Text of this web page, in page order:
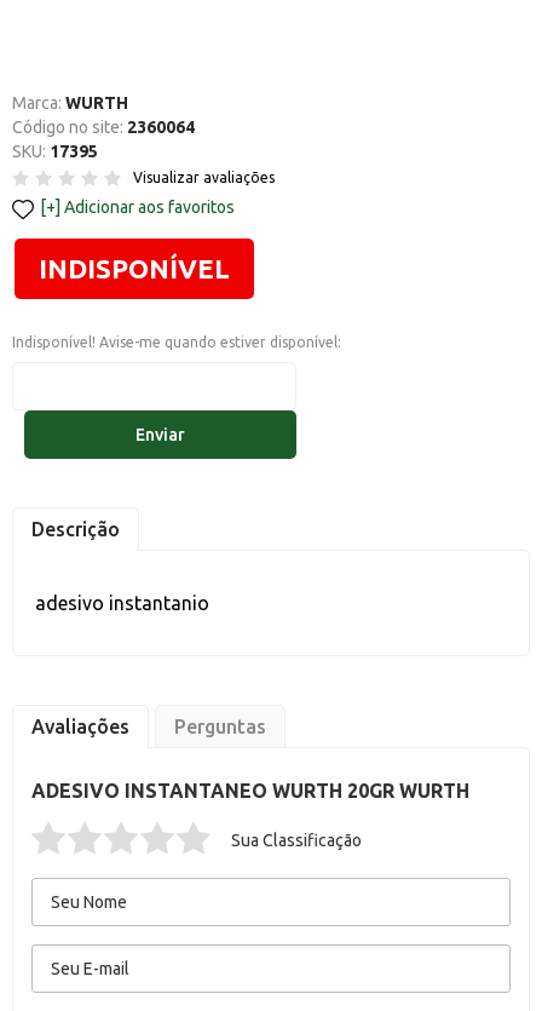
Marca: WURTH
Código no site: 2360064
SKU: 17395
Visualizar avaliações
Adicionar aos favoritos
INDISPONÍVEL
Indisponível! Avise-me quando estiver disponível:
Enviar
Descrição
adesivo instantanio
Avaliações Perguntas
ADESIVO INSTANTANEO WURTH 20GR WURTH
Sua Classificação